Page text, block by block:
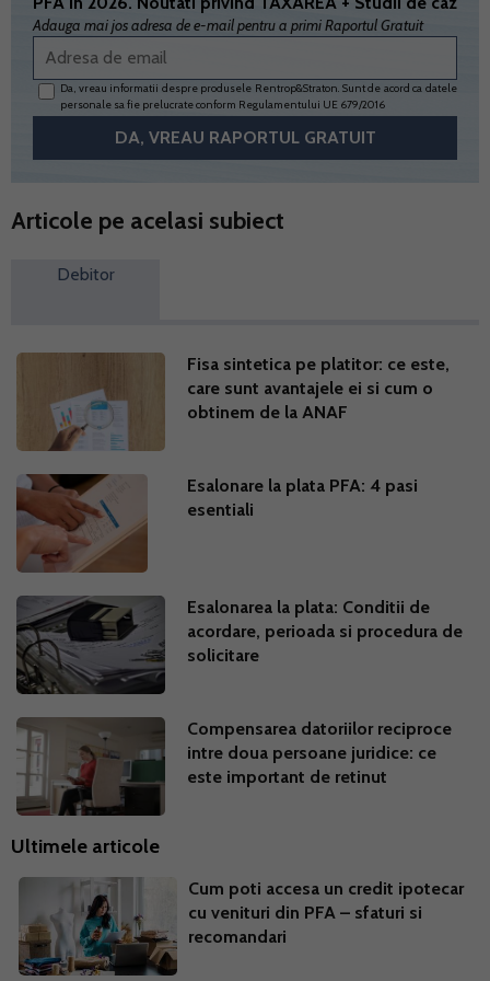
Adauga mai jos adresa de e-mail pentru a primi Raportul Gratuit
Da, vreau informatii despre produsele Rentrop&Straton. Sunt de acord ca datele
personale sa fie prelucrate conform Regulamentului UE 679/2016
Articole pe acelasi subiect
Debitor
Fisa sintetica pe platitor: ce este,
care sunt avantajele ei si cum o
obtinem de la ANAF
Esalonare la plata PFA: 4 pasi
esentiali
Esalonarea la plata: Conditii de
acordare, perioada si procedura de
solicitare
Compensarea datoriilor reciproce
intre doua persoane juridice: ce
este important de retinut
Ultimele articole
Cum poti accesa un credit ipotecar
cu venituri din PFA – sfaturi si
recomandari